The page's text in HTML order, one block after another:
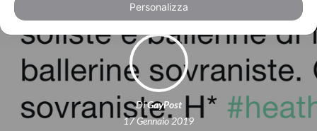
DiGayPost
17 Gennaio 2019
Personalizza